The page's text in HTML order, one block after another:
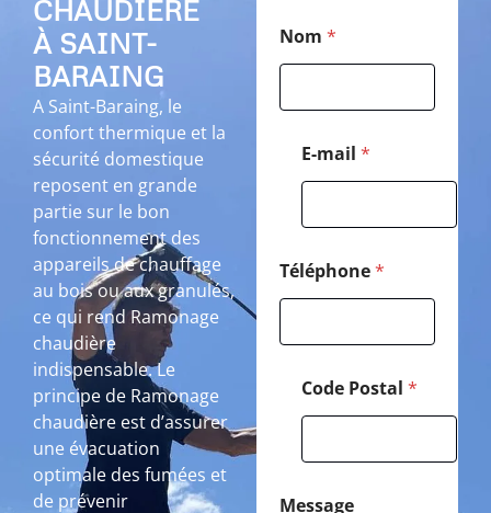
CHAUDIÈRE
À SAINT-
BARAING
A Saint-Baraing, le
confort thermique et la
sécurité domestique
reposent en grande
partie sur le bon
fonctionnement des
appareils de chauffage
au bois ou aux granulés,
ce qui rend Ramonage
chaudière
indispensable. Le
principe de Ramonage
chaudière est d’assurer
une évacuation
optimale des fumées et
de prévenir
Nom *
E-mail *
Téléphone*
Code Postal *
Message